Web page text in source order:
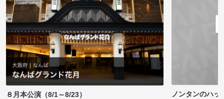
８月本公演（8/1～8/23）
ノンタンのハッ